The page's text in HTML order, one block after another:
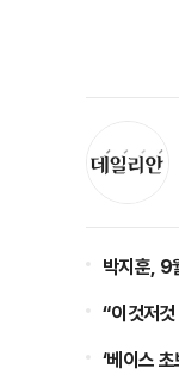
박지훈, 9
“이것저
‘베이스